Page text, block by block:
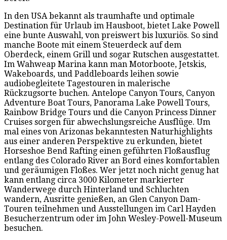
In den USA bekannt als traumhafte und optimale
Destination für Urlaub im Hausboot, bietet Lake Powell
eine bunte Auswahl, von preiswert bis luxuriös. So sind
manche Boote mit einem Steuerdeck auf dem
Oberdeck, einem Grill und sogar Rutschen ausgestattet.
Im Wahweap Marina kann man Motorboote, Jetskis,
Wakeboards, und Paddleboards leihen sowie
audiobegleitete Tagestouren in malerische
Rückzugsorte buchen. Antelope Canyon Tours, Canyon
Adventure Boat Tours, Panorama Lake Powell Tours,
Rainbow Bridge Tours und die Canyon Princess Dinner
Cruises sorgen für abwechslungsreiche Ausflüge. Um
mal eines von Arizonas bekanntesten Naturhighlights
aus einer anderen Perspektive zu erkunden, bietet
Horseshoe Bend Rafting einen geführten Floßausflug
entlang des Colorado River an Bord eines komfortablen
und geräumigen Floßes. Wer jetzt noch nicht genug hat
kann entlang circa 3000 Kilometer markierter
Wanderwege durch Hinterland und Schluchten
wandern, Ausritte genießen, an Glen Canyon Dam-
Touren teilnehmen und Ausstellungen im Carl Hayden
Besucherzentrum oder im John Wesley-Powell-Museum
besuchen.